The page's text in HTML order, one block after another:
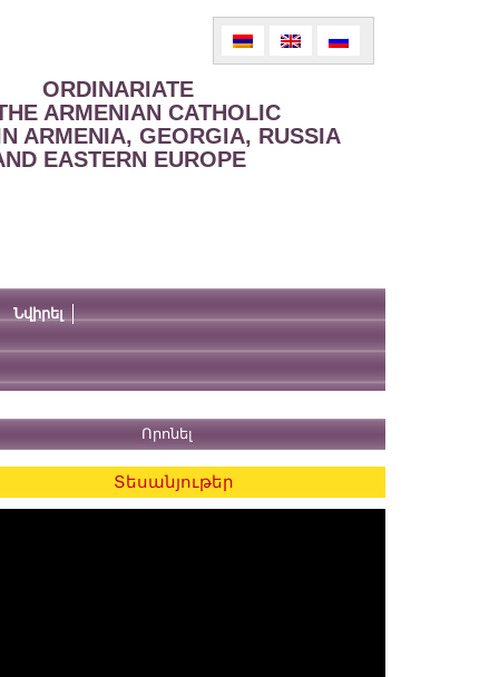
ORDINARIATE
ARMENIAN CATHOLIC
ARMENIA, GEORGIA, RUSSIA
EASTERN EUROPE
Նվիրել
Տեսանյութեր